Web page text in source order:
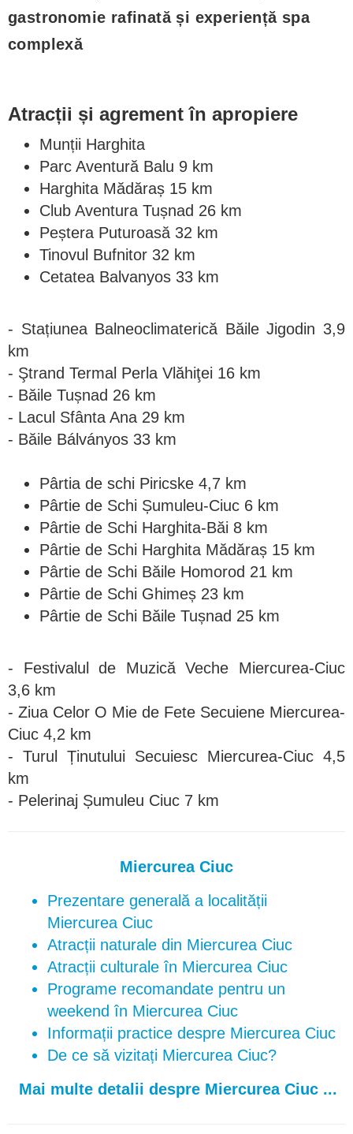
gastronomie rafinată și experiență spa
complexă
Atracții și agrement în apropiere
Munții Harghita
Parc Aventură Balu 9 km
Harghita Mădăraș 15 km
Club Aventura Tușnad 26 km
Peștera Puturoasă 32 km
Tinovul Bufnitor 32 km
Cetatea Balvanyos 33 km
- Stațiunea Balneoclimaterică Băile Jigodin 3,9
km
- Ştrand Termal Perla Vlăhiţei 16 km
- Băile Tușnad 26 km
- Lacul Sfânta Ana 29 km
- Băile Bálványos 33 km
Pârtia de schi Piricske 4,7 km
Pârtie de Schi Șumuleu-Ciuc 6 km
Pârtie de Schi Harghita-Băi 8 km
Pârtie de Schi Harghita Mădăraș 15 km
Pârtie de Schi Băile Homorod 21 km
Pârtie de Schi Ghimeș 23 km
Pârtie de Schi Băile Tușnad 25 km
- Festivalul de Muzică Veche Miercurea-Ciuc
3,6 km
- Ziua Celor O Mie de Fete Secuiene Miercurea-
Ciuc 4,2 km
- Turul Ținutului Secuiesc Miercurea-Ciuc 4,5
km
- Pelerinaj Șumuleu Ciuc 7 km
Miercurea Ciuc
Prezentare generală a localității
Miercurea Ciuc
Atracții naturale din Miercurea Ciuc
Atracții culturale în Miercurea Ciuc
Programe recomandate pentru un
weekend în Miercurea Ciuc
Informații practice despre Miercurea Ciuc
De ce să vizitați Miercurea Ciuc?
Mai multe detalii despre Miercurea Ciuc ...